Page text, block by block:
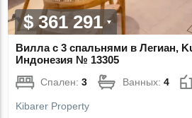
$ 361 291
Вилла с 3 спальнями в Легиан,
Индонезия № 13305
Спален:3 Ванных:4
Kibarer Property